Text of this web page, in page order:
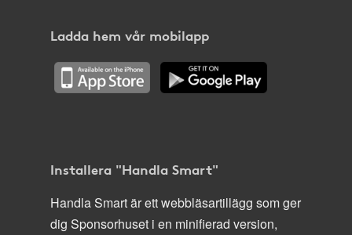
Ladda hem vår mobilapp
Installera "Handla Smart"
Handla Smart är ett webbläsartillägg som ger
dig Sponsorhuset i en minifierad version,